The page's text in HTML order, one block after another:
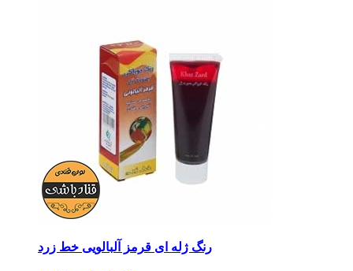
رنگ ژله ای قرمز آلبالویی خط زرد